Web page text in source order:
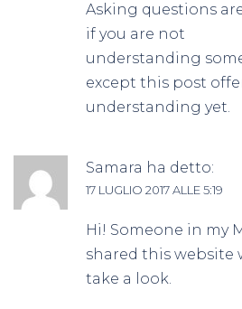
Asking questions
if you are not
understanding
except this post
understanding yet.
Samara ha detto:
17 LUGLIO 2017 ALLE 5:19
Hi! Someone in my
shared this website
take a look.